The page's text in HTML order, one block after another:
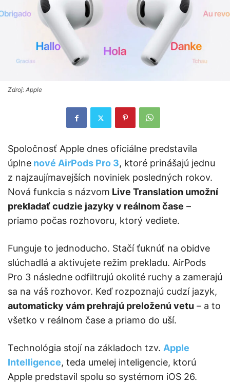
Zdroj: Apple
Spoločnosť Apple dnes oficiálne predstavila
úplne nové AirPods Pro 3, ktoré prinášajú jednu
z najzaujímavejších noviniek posledných rokov.
Nová funkcia s názvom Live Translation umožní
prekladať cudzie jazyky v reálnom čase –
priamo počas rozhovoru, ktorý vediete.
Funguje to jednoducho. Stačí ťuknúť na obidve
slúchadlá a aktivujete režim prekladu. AirPods
Pro 3 následne odfiltrujú okolité ruchy a zamerajú
sa na váš rozhovor. Keď rozpoznajú cudzí jazyk,
automaticky vám prehrajú preloženú vetu – a to
všetko v reálnom čase a priamo do uší.
Technológia stojí na základoch tzv. Apple
Intelligence, teda umelej inteligencie, ktorú
Apple predstavil spolu so systémom iOS 26.